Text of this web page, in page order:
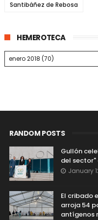
Santibáñez de Rebosa
HEMEROTECA
RANDOM POSTS
Gullón
del sector"
January
El cribado
arroja 54
antígenos